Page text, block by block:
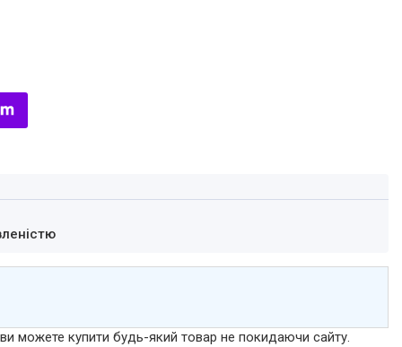
ви можете купити будь-який товар не покидаючи сайту.